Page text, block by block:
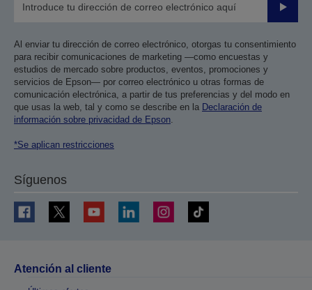
Enviar
Al enviar tu dirección de correo electrónico, otorgas tu consentimiento
para recibir comunicaciones de marketing —como encuestas y
estudios de mercado sobre productos, eventos, promociones y
servicios de Epson— por correo electrónico u otras formas de
comunicación electrónica, a partir de tus preferencias y del modo en
que usas la web, tal y como se describe en la Declaración de
información sobre privacidad de Epson.
*Se aplican restricciones
Síguenos
Atención al cliente